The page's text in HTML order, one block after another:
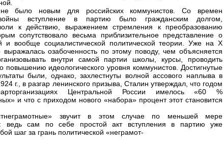
было новым для российских коммунистов. Со времен
вступление в партию было гражданским долгом,
к действию, выражением стремления к преобразованию
сопутствовало весьма приблизительное представление о
и вообще социалистической политической теории. Уже на X
озабоченность по этому поводу, чем объясняется
внутри самой партии школы, курсы, проводить
повышению идеологического уровня коммунистов. Достигнутые
были, однако, захлестнуты волной ассового наплыва в
г., в разгар ленинского призыва, Сталин утверждал, что годом
Центральной России имелось «60 %
и что с приходом нового «набора» процент этот становится
звучит в этом случае по меньшей мере
ведь сам по себе простой акт вступления в партию уже
шаг за грань политической «неграмот-